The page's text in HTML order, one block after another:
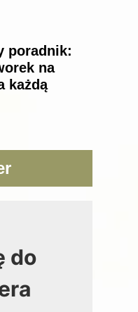
poradnik:
na
każdą
do